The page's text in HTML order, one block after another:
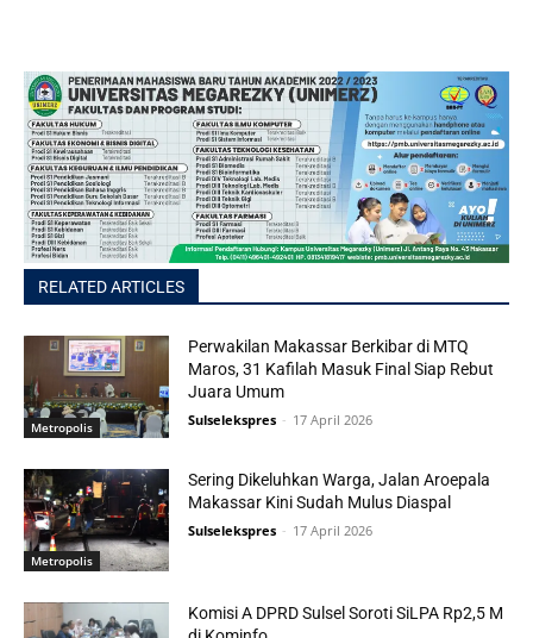
RELATED ARTICLES
Metropolis
Perwakilan Makassar Berkibar di MTQ
Maros, 31 Kafilah Masuk Final Siap Rebut
Juara Umum
Sulselekspres - 17 April 2026
Metropolis
Sering Dikeluhkan Warga, Jalan Aroepala
Makassar Kini Sudah Mulus Diaspal
Sulselekspres - 17 April 2026
Komisi A DPRD Sulsel Soroti SiLPA Rp2,5 M